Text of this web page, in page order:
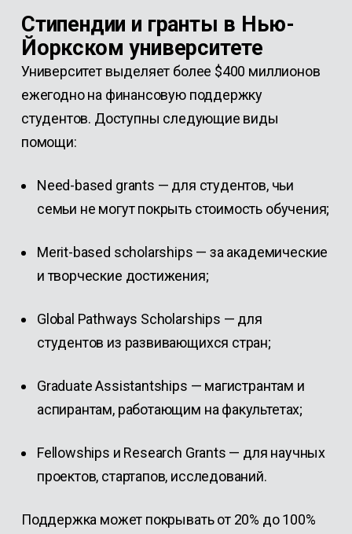
Стипендии и гранты в Нью-
Йоркском университете
Университет выделяет более $400 миллионов
ежегодно на финансовую поддержку
студентов. Доступны следующие виды
помощи:
Need-based grants — для студентов, чьи
семьи не могут покрыть стоимость обучения;
Merit-based scholarships — за академические
и творческие достижения;
Global Pathways Scholarships — для
студентов из развивающихся стран;
Graduate Assistantships — магистрантам и
аспирантам, работающим на факультетах;
Fellowships и Research Grants — для научных
проектов, стартапов, исследований.
Поддержка может покрывать от 20% до 100%